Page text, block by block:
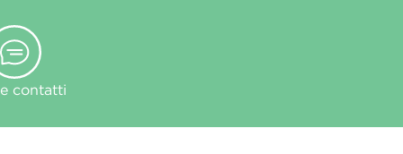
contatti